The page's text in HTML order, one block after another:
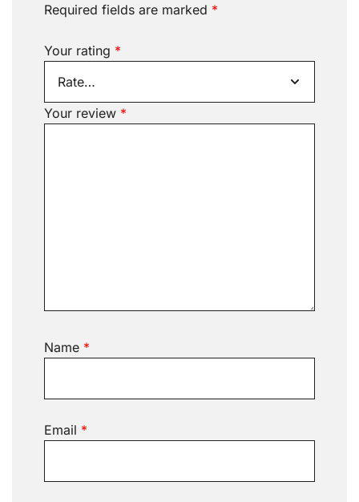
Required fields are marked *
Your rating *
Your review *
Name *
Email *